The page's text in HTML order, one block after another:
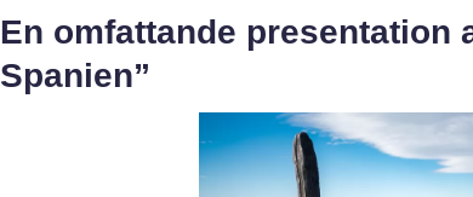
En omfattande presentation
Spanien”